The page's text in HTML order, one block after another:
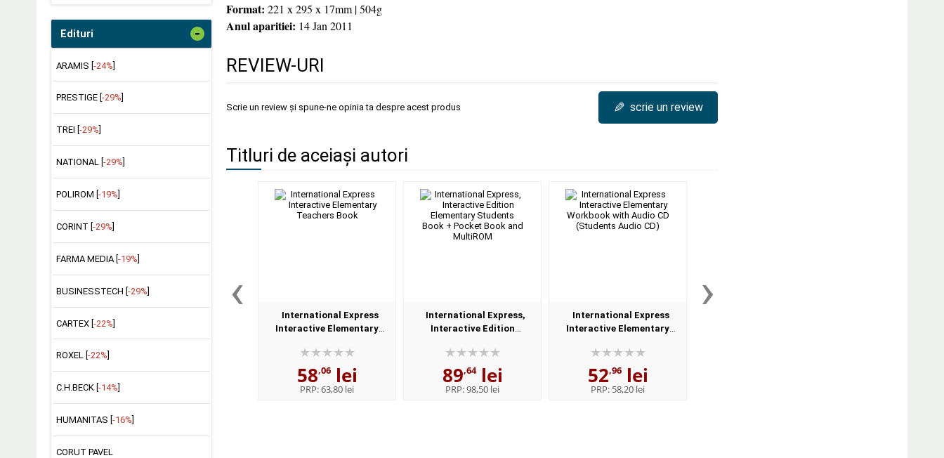
Edituri -
ARAMIS [-24%]
PRESTIGE [ -29%
TREI [ -29%
NATIONAL [ -29%
POLIROM [ -19%
CORINT [ -29%
FARMA MEDIA [ -19%
BUSINESSTECH [-29%]
CARTEX [-22%]
ROXEL [ -22%
C.H.BECK [ -14%
HUMANITAS [ -16%
CORUT PAVEL
Format: 221 x 295 x 17mm | 504g
Anul aparitiei: 14 Jan 2011
REVIEW-URI
Scrie un review și spune-ne opinia ta despre acest produs ✎ scrie un review
Titluri de aceiași autori
‹
International Express
Interactive Elementary
58,06lei
PRP:63,80 lei
International Express,
Interactive Edition
Pocket Book and MultiROM
89,64lei
PRP:98,50 lei
International Express
Interactive Elementary
(Students Audio CD)
52,96lei
PRP: 58,20 lei
›